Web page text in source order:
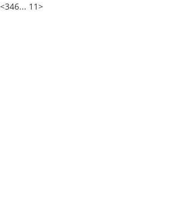
<346... 11>